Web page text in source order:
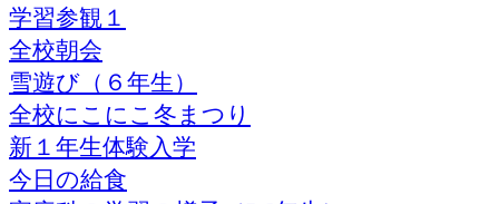
学習参観１
全校朝会
雪遊び（６年生）
全校にこにこ冬まつり
新１年生体験入学
今日の給食